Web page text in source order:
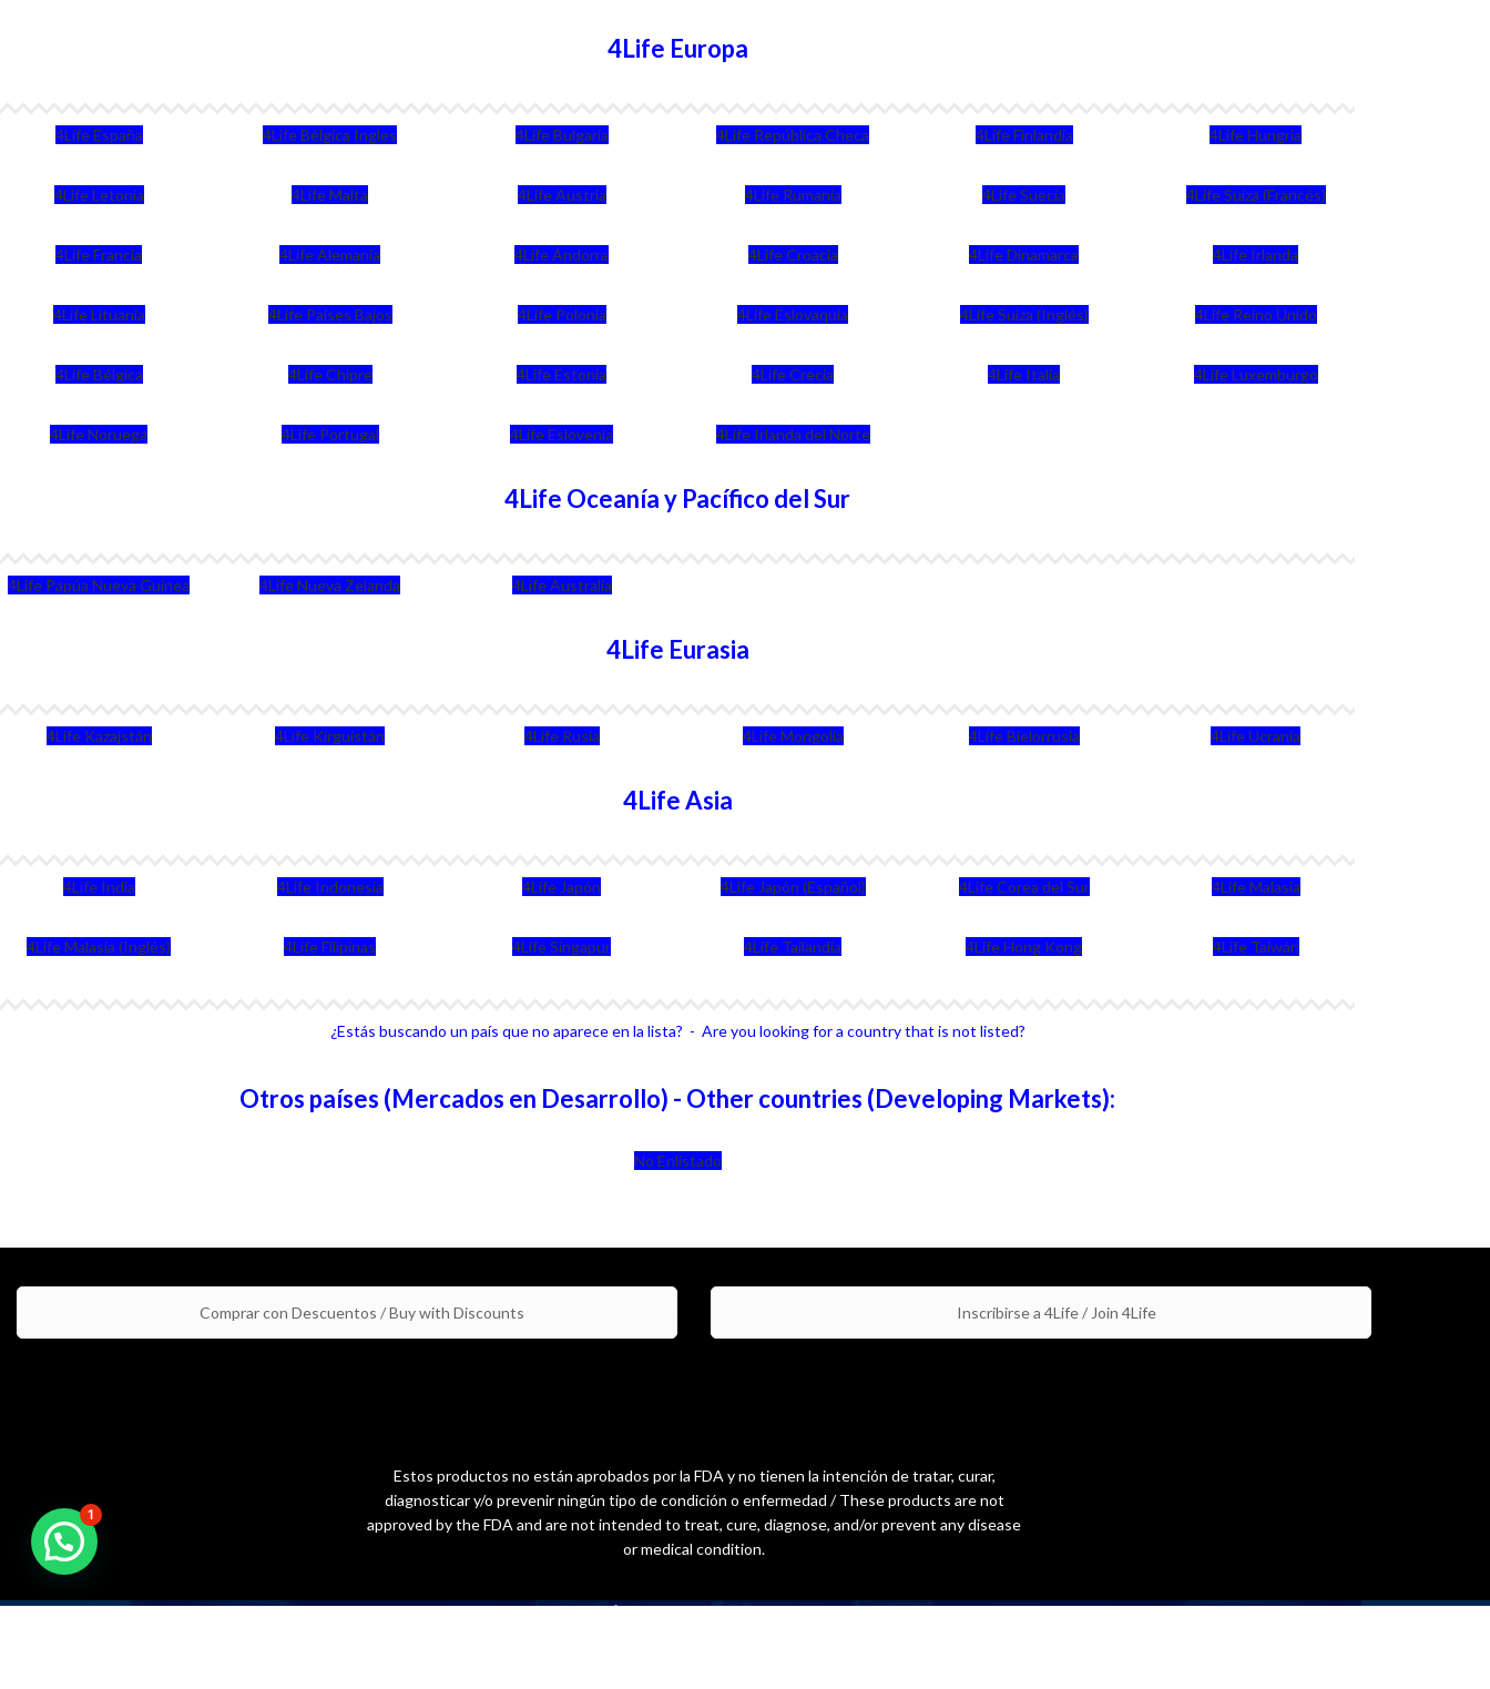
4Life Europa
4Life España 4Life Bélgica Ingles 4Life Bulgaria 4Life República Checa 4Life Finlandia 4Life Hungria
4Life Letonia 4Life Malta 4Life Austria 4Life Rumania 4Life Suecia 4Life Suiza (Francés)
4Life Francia 4Life Alemania 4Life Andorra 4Life Croacia 4Life Dinamarca 4Life Irlanda
4Life Lituania 4Life Paises Bajos 4Life Polonia 4Life Eslovaquia 4Life Suiza (Inglés) 4Life Reino Unido
4Life Bélgica 4Life Chipre 4Life Estonia 4Life Crecia 4Life Italia 4Life Luxemburgo
4Life Noruega 4Life Portugal 4Life Eslovenia 4Life Irlanda del Norte
4Life Oceanía y Pacífico del Sur
4Life Papúa Nueva Guinea 4Life Nueva Zelanda 4Life Australia
4Life Eurasia
4Life Kazajstán 4Life Kirguistán 4Life Rusia 4Life Mongolia 4Life Bielorrusia 4Life Ucrania
4Life Asia
4Life India 4Life Indonesia 4Life Japón 4Life Japón (Español) 4Life Corea del Sur 4Life Malasia
4Life Malasia (Inglés) 4Life Filipinas 4Life Singapur 4Life Tailandia 4Life Hong Kong 4Life Taiwán
¿Estás buscando un país que no aparece en la lista? - Are you looking for a country that is not listed?
Otros países (Mercados en Desarrollo) - Other countries (Developing Markets):
No Enlistado
Comprar con Descuentos / Buy with Discounts Inscribirse a 4Life / Join 4Life
Estos productos no están aprobados por la FDA y no tienen la intención de tratar, curar,
diagnosticar y/o prevenir ningún tipo de condición o enfermedad / These products are not
approved by the FDA and are not intended to treat, cure, diagnose, and/or prevent any disease
or medical condition.
1